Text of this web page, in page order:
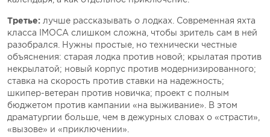
Третье: лучше рассказывать о лодках. Современная яхта
класса IMOCA слишком сложна, чтобы зритель сам в ней
разобрался. Нужны простые, но технически честные
объяснения: старая лодка против новой; крылатая против
некрылатой; новый корпус против модернизированного;
ставка на скорость против ставки на надежность;
шкипер-ветеран против новичка; проект с полным
бюджетом против кампании «на выживание». В этом
драматургии больше, чем в дежурных словах о «страсти»,
«вызове» и «приключении».